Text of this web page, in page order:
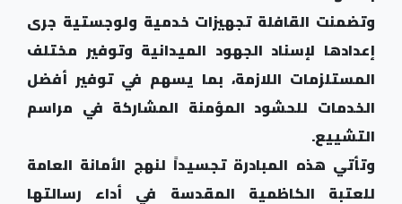
وتضمنت القافلة تجهيزات خدمية ولوجستية جرى
إعدادها لإسناد الجهود الميدانية وتوفير مختلف
المستلزمات اللازمة، بما يسهم في توفير أفضل
الخدمات للحشود المؤمنة المشاركة في مراسم
التشييع.
وتأتي هذه المبادرة تجسيداً لنهج الأمانة العامة
للعتبة الكاظمية المقدسة في أداء رسالتها